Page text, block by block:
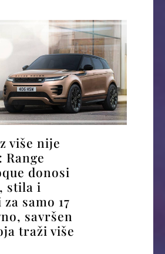
više nije
Range
donosi
stila i
samo 17
savršen
traži više